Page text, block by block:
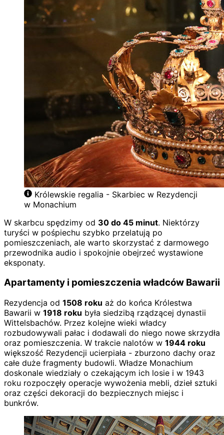
Królewskie regalia - Skarbiec w Rezydencji
w Monachium
W skarbcu spędzimy od 30 do 45 minut. Niektórzy
turyści w pośpiechu szybko przelatują po
pomieszczeniach, ale warto skorzystać z darmowego
przewodnika audio i spokojnie obejrzeć wystawione
eksponaty.
Apartamenty i pomieszczenia władców Bawarii
Rezydencja od 1508 roku aż do końca Królestwa
Bawarii w 1918 roku była siedzibą rządzącej dynastii
Wittelsbachów. Przez kolejne wieki władcy
rozbudowywali pałac i dodawali do niego nowe skrzydła
oraz pomieszczenia. W trakcie nalotów w 1944 roku
większość Rezydencji ucierpiała - zburzono dachy oraz
całe duże fragmenty budowli. Władze Monachium
doskonale wiedziały o czekającym ich losie i w 1943
roku rozpoczęły operacje wywożenia mebli, dzieł sztuki
oraz części dekoracji do bezpiecznych miejsc i
bunkrów.